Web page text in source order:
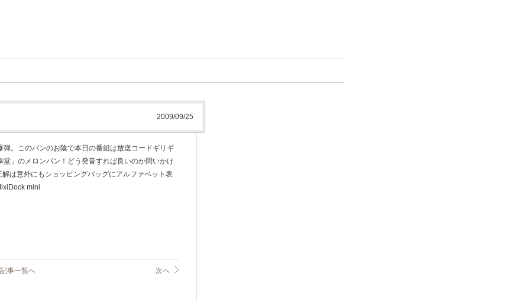
2009/09/25
。このパンのお陰で本日の番組は放送コードギリギ
」のメロンパン！どう発音すれば良いのか問いかけ
は意外にもショッピングバッグにアルファベット表
mini
記事一覧へ 次へ